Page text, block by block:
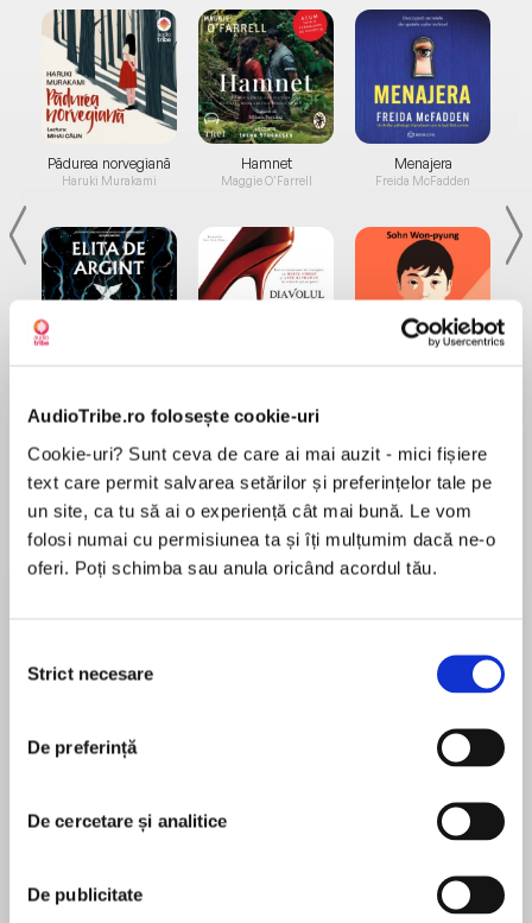
AudioTribe.ro folosește cookie-uri
Cookie-uri? Sunt ceva de care ai mai auzit - mici fișiere
text care permit salvarea setărilor și preferințelor tale pe
un site, ca tu să ai o experiență cât mai bună. Le vom
folosi numai cu permisiunea ta și îți mulțumim dacă ne-o
oferi. Poți schimba sau anula oricând acordul tău.
consimțământului
Strict necesare
De preferință
De cercetare și analitice
De publicitate
Pădurea norvegiană
Haruki Murakami
Hamnet
Maggie O'Farrell
Menajera
Freida McFadden
Desprecarte
(Women of War Book 1)
Wiggs transports readers to the lush French
countryside of Normandy in a tale of love, family
prominence under the banner of King Henry V.
At long last, his loyalty to the English crown will
France's richest prize. Now the freshly knighted
În acest moment nu există recenzii